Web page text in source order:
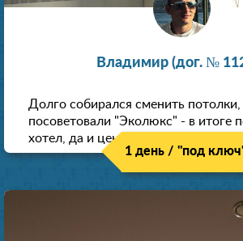
Владимир (дог. №
Долго собирался сменить
посоветовали "Эколюкс" - в итоге
хотел, да и цена нормальная.
1 день / "под